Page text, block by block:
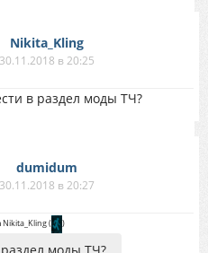
Nikita_Kling
30.11.2018 в 20:25
в раздел моды ТЧ?
dumidum
30.11.2018 в 20:27
Nikita_Kling( )
моды ТЧ?